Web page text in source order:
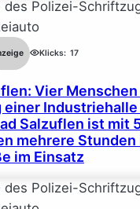
Klicks: 17
Vier
einer
Salzuflen ist mit
mehrere Stunden
im Einsatz